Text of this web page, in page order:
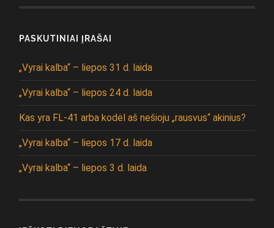
PASKUTINIAI ĮRAŠAI
„Vyrai kalba“ – liepos 31 d. laida
„Vyrai kalba“ – liepos 24 d. laida
Kas yra FL-41 arba kodėl aš nešioju „rausvus“ akinius?
„Vyrai kalba“ – liepos 17 d. laida
„Vyrai kalba“ – liepos 3 d. laida